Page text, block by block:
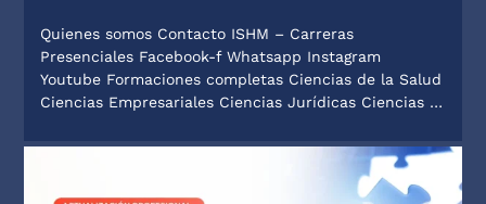
Quienes somos Contacto ISHM – Carreras
Presenciales Facebook-f Whatsapp Instagram
Youtube Formaciones completas Ciencias de la Salud
Ciencias Empresariales Ciencias Jurídicas Ciencias …